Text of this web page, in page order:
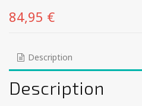
84,95 €
Description
Description